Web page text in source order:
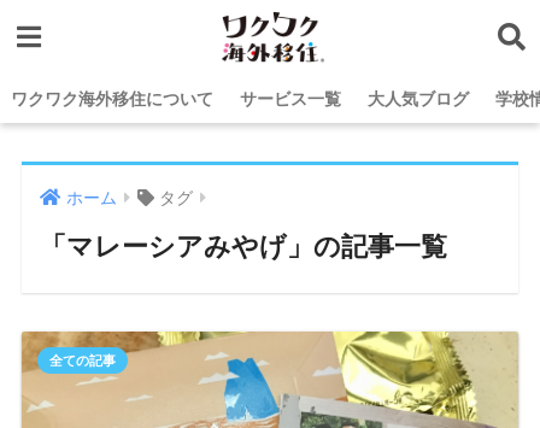
ワクワク海外移住について サービス一覧 大人気ブログ 学校
ホーム タグ
「マレーシアみやげ」の記事一覧
全ての記事